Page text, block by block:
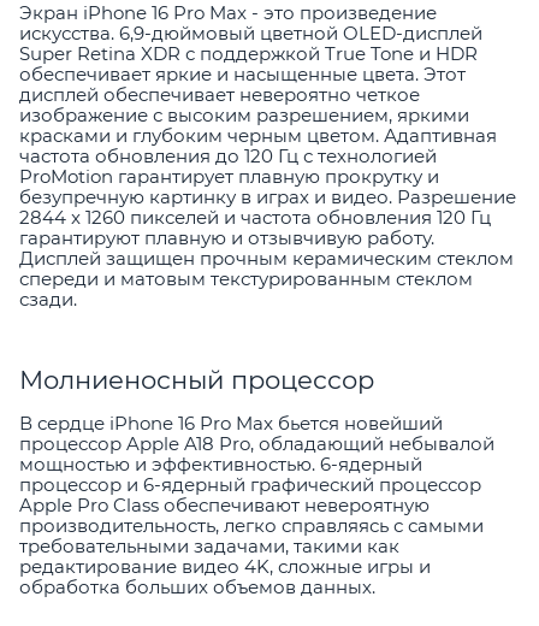
Экран iPhone 16 Pro Max - это произведение
искусства. 6,9-дюймовый цветной OLED-дисплей
Super Retina XDR с поддержкой True Tone и HDR
обеспечивает яркие и насыщенные цвета. Этот
дисплей обеспечивает невероятно четкое
изображение с высоким разрешением, яркими
красками и глубоким черным цветом. Адаптивная
частота обновления до 120 Гц с технологией
ProMotion гарантирует плавную прокрутку и
безупречную картинку в играх и видео. Разрешение
2844 x 1260 пикселей и частота обновления 120 Гц
гарантируют плавную и отзывчивую работу.
Дисплей защищен прочным керамическим стеклом
спереди и матовым текстурированным стеклом
сзади.
Молниеносный процессор
В сердце iPhone 16 Pro Max бьется новейший
процессор Apple A18 Pro, обладающий небывалой
мощностью и эффективностью. 6-ядерный
процессор и 6-ядерный графический процессор
Apple Pro Class обеспечивают невероятную
производительность, легко справляясь с самыми
требовательными задачами, такими как
редактирование видео 4K, сложные игры и
обработка больших объемов данных.